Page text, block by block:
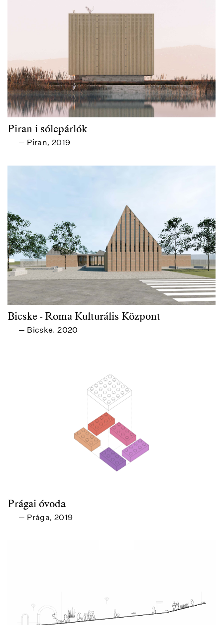
Piran-i sólepárlók
— Piran, 2019
Bicske - Roma Kulturális Központ
— Bicske, 2020
Prágai óvoda
— Prága, 2019